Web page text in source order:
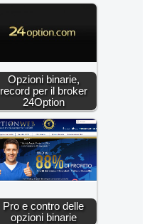
Opzioni binarie,
record per il broker
24Option
Pro e contro delle
opzioni binarie